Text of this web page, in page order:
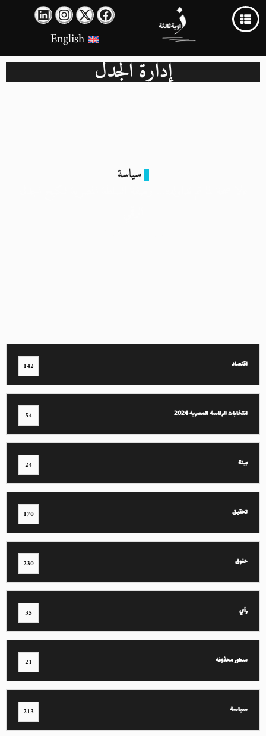
English
إدارة الجدل
سياسة
اقتصاد 142
انتخابات الرئاسة المصرية 2024 54
بيئة 24
تحقيق 170
حقوق 230
رأي 35
سطور محذوفة 21
سياسة 213